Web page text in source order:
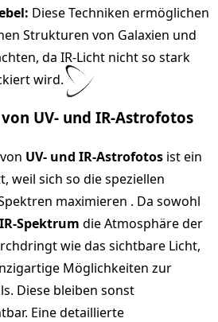
Diese Techniken ermöglichen
Strukturen von Galaxien und
da IR-Licht nicht so stark
wird.
UV- und IR-Astrofotos
UV- und IR-Astrofotos ist ein
weil sich so die speziellen
maximieren . Da sowohl
Spektrum die Atmosphäre der
wie das sichtbare Licht,
Möglichkeiten zur
Diese bleiben sonst
Eine detaillierte